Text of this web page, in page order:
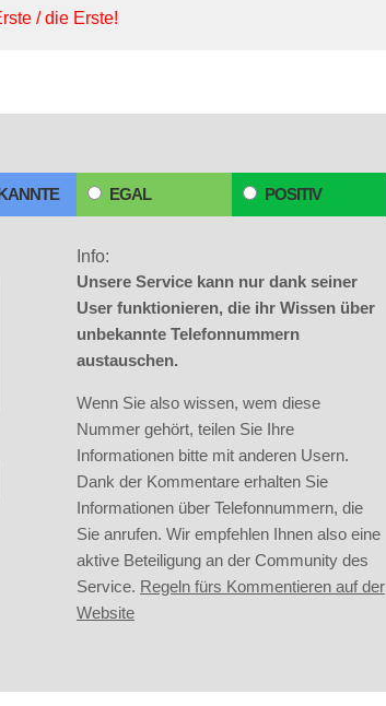
/ die Erste!
EGAL POSITIV
Info:
Unsere Service kann nur dank seiner
User funktionieren, die ihr Wissen über
unbekannte Telefonnummern
austauschen.
Wenn Sie also wissen, wem diese
Nummer gehört, teilen Sie Ihre
Informationen bitte mit anderen Usern.
Dank der Kommentare erhalten Sie
Informationen über Telefonnummern, die
Sie anrufen. Wir empfehlen Ihnen also eine
aktive Beteiligung an der Community des
Service. Regeln fürs Kommentieren auf der
Website